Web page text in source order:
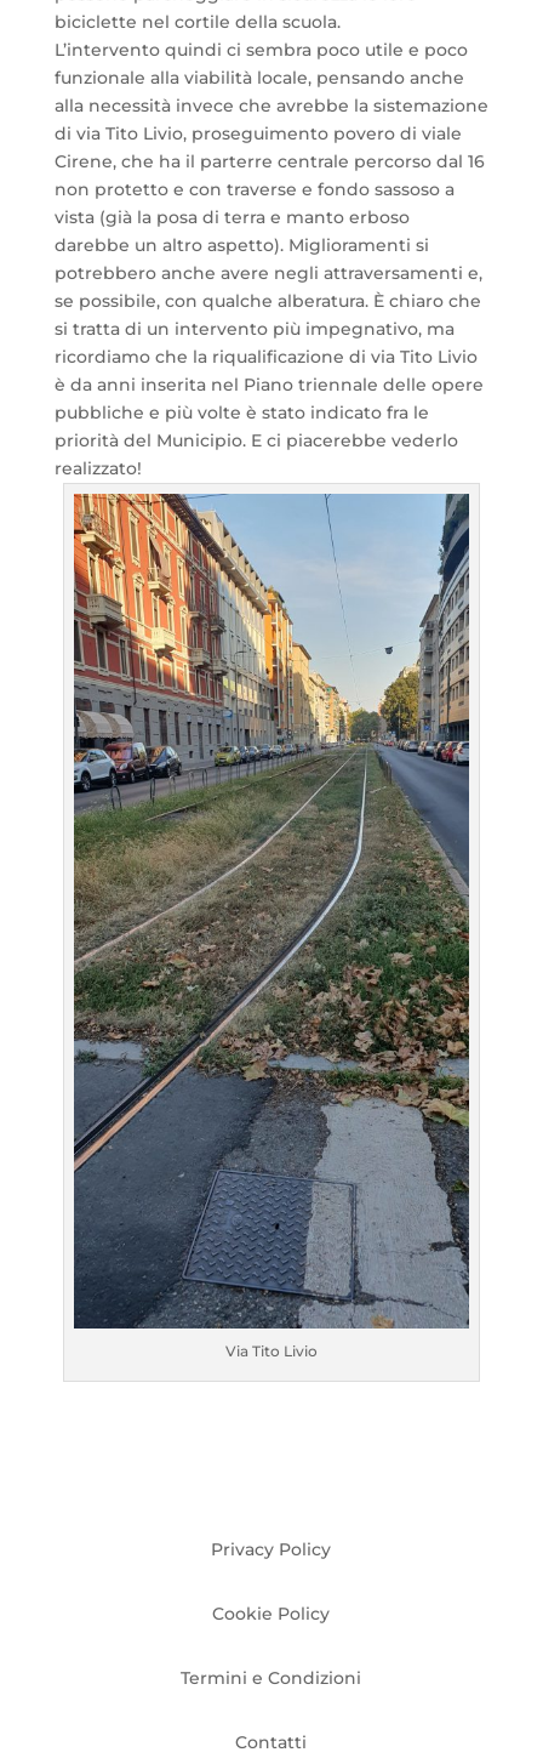
biciclette nel cortile della scuola.
L’intervento quindi ci sembra poco utile e poco
funzionale alla viabilità locale, pensando anche
alla necessità invece che avrebbe la sistemazione
di via Tito Livio, proseguimento povero di viale
Cirene, che ha il parterre centrale percorso dal 16
non protetto e con traverse e fondo sassoso a
vista (già la posa di terra e manto erboso
darebbe un altro aspetto). Miglioramenti si
potrebbero anche avere negli attraversamenti e,
se possibile, con qualche alberatura. È chiaro che
si tratta di un intervento più impegnativo, ma
ricordiamo che la riqualificazione di via Tito Livio
è da anni inserita nel Piano triennale delle opere
pubbliche e più volte è stato indicato fra le
priorità del Municipio. E ci piacerebbe vederlo
realizzato!
Via Tito Livio
Privacy Policy
Cookie Policy
Termini e Condizioni
Contatti